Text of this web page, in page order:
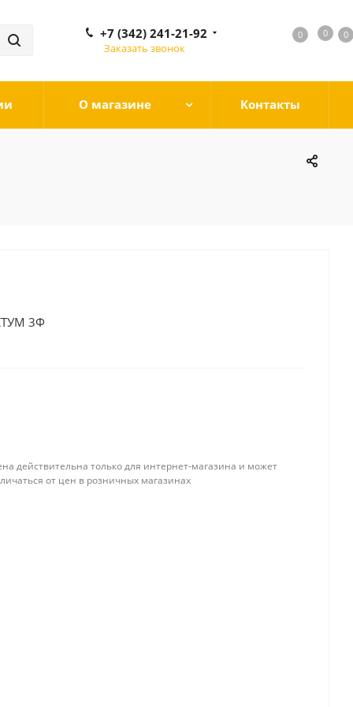
0 0 0
0
+7 (342) 241-21-92
Заказать звонок
О магазине Контакты
3Ф
действительна только для интернет-магазина и может
от цен в розничных магазинах